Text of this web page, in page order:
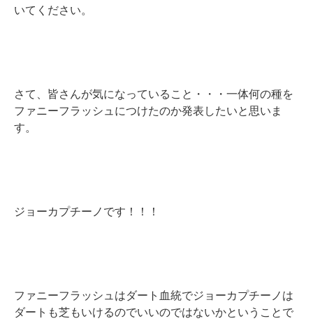
いてください。
さて、皆さんが気になっていること・・・一体何の種を
ファニーフラッシュにつけたのか発表したいと思いま
す。
ジョーカプチーノです！！！
ファニーフラッシュはダート血統でジョーカプチーノは
ダートも芝もいけるのでいいのではないかということで